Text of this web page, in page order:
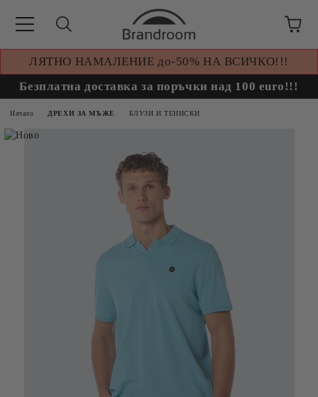
ЛЯТНО НАМАЛЕНИЕ до-50% НА ВСИЧКО!!!
Безплатна доставка за поръчки над 100 euro!!!
Начало ДРЕХИ ЗА МЪЖЕ БЛУЗИ И ТЕНИСКИ